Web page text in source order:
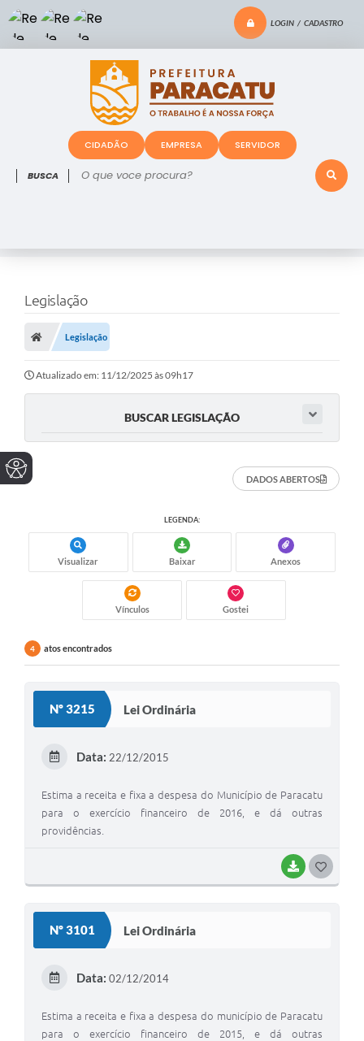
LOGIN / CADASTRO
O que voce procura?
CIDADÃO EMPRESA SERVIDOR
Legislação
Legislação
Atualizado em: 11/12/2025 às 09h17
BUSCAR LEGISLAÇÃO
DADOS ABERTOS
LEGENDA:
Visualizar Baixar Anexos
Vínculos Gostei
4 atos encontrados
Nº 3215 Lei Ordinária
BAIXAR
Data: 22/12/2015
Estima a receita e fixa a despesa do Município de Paracatu
para o exercício financeiro de 2016, e dá outras
providências.
Nº 3101 Lei Ordinária
Data: 02/12/2014
Estima a receita e fixa a despesa do município de Paracatu
para o exercício financeiro de 2015, e dá outras